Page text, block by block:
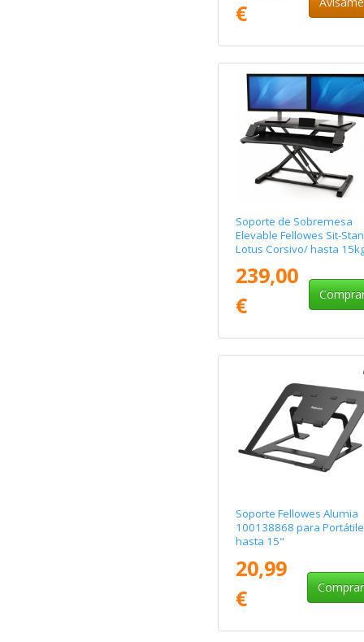
€
Soporte de Sobremesa
Elevable Fellowes Sit-
Lotus Corsivo/ hasta
239,00
€
Soporte Fellowes Alumia
100138868 para
hasta 15"
20,99
€
Comprar